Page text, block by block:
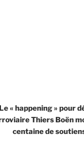
Le « happening » pour
Thiers Boën
centaine de